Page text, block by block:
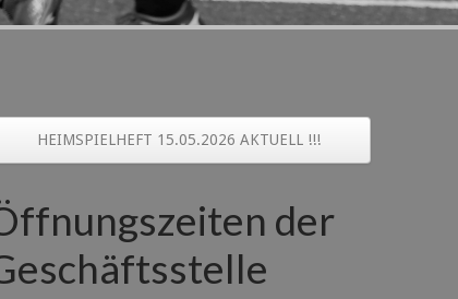
HEIMSPIELHEFT 15.05.2026 AKTUELL !!!
der